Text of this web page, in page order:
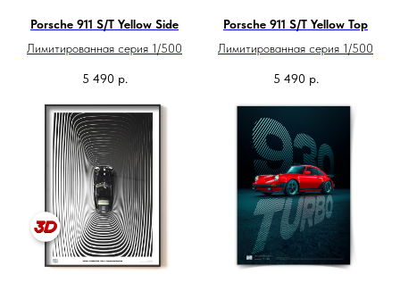
Porsche 911 S/T Yellow Side
Лимитированная серия 1/500
5 490 р.
Porsche 911 S/T Yellow Top
Лимитированная серия 1/500
5 490 р.